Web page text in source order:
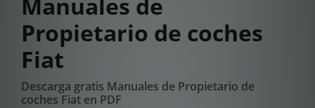
Propietario de coches
Fiat
Descarga gratis Manuales de Propietario de
coches Fiat en PDF